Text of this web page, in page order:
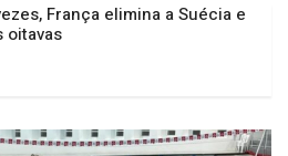
França elimina a Suécia e
oitavas